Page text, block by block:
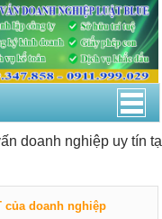
doanh nghiệp uy tín tại
của doanh nghiệp